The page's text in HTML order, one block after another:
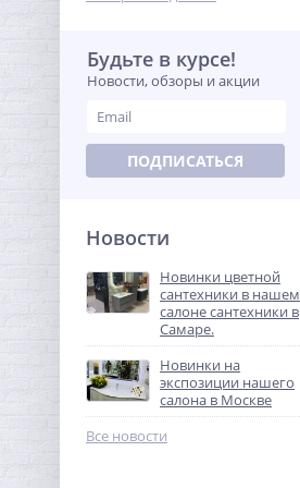
Будьте в курсе!
Новости, обзоры и акции
ПОДПИСАТЬСЯ
Новости
Новинки цветной
сантехники в нашем
салоне сантехники в
Самаре.
Новинки на
экспозиции нашего
салона в Москве
Все новости